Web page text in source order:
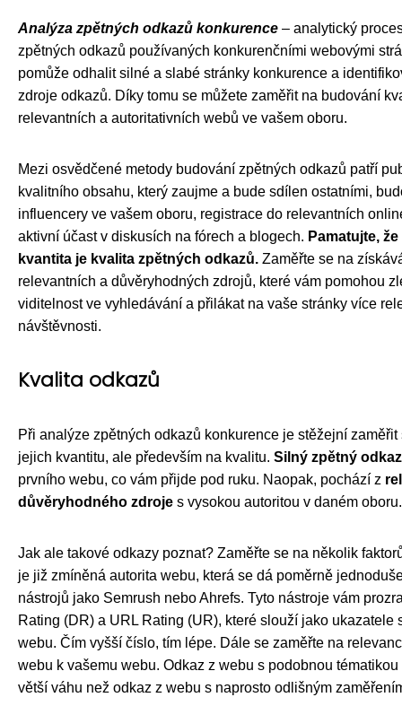
Analýza zpětných odkazů konkurence – analytický
zpětných odkazů používaných konkurenčními webovými
pomůže odhalit silné a slabé stránky konkurence a
zdroje odkazů. Díky tomu se můžete zaměřit na budování
relevantních a autoritativních webů ve vašem oboru.
Mezi osvědčené metody budování zpětných odkazů patří
kvalitního obsahu, který zaujme a bude sdílen ostatními,
influencery ve vašem oboru, registrace do relevantních
aktivní účast v diskusích na fórech a blogech. Pamatujte,
kvantita je kvalita zpětných odkazů. Zaměřte se na
relevantních a důvěryhodných zdrojů, které vám pomohou
viditelnost ve vyhledávání a přilákat na vaše stránky více
návštěvnosti.
Kvalita odkazů
Při analýze zpětných odkazů konkurence je stěžejní zaměřit
jejich kvantitu, ale především na kvalitu. Silný zpětný odkaz
prvního webu, co vám přijde pod ruku. Naopak, pochází z
důvěryhodného zdroje s vysokou autoritou v daném oboru.
Jak ale takové odkazy poznat? Zaměřte se na několik
je již zmíněná autorita webu, která se dá poměrně
nástrojů jako Semrush nebo Ahrefs. Tyto nástroje vám
Rating (DR) a URL Rating (UR), které slouží jako ukazatele
webu. Čím vyšší číslo, tím lépe. Dále se zaměřte na
webu k vašemu webu. Odkaz z webu s podobnou
větší váhu než odkaz z webu s naprosto odlišným